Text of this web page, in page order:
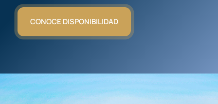
CONOCE DISPONIBILIDAD